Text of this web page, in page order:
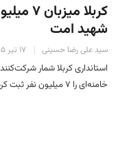
کربلا
شهید امت
سید علی رضا حسینی ۱۷ تیر ۱۴۰۵
استانداری کربلا شمار
خامنه‌ای را ۷ میلیون نفر ثبت کرد.